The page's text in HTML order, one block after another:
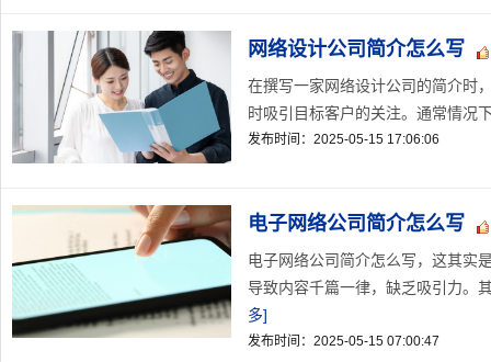
网络设计公司简介怎么写
在撰写一家网络设计公司的简介时
时吸引目标客户的关注。通常情况
发布时间：2025-05-15 17:06:06
电子网络公司简介怎么写
电子网络公司简介怎么写，这其实
导致内容千篇一律，缺乏吸引力。
多]
发布时间：2025-05-15 07:00:47